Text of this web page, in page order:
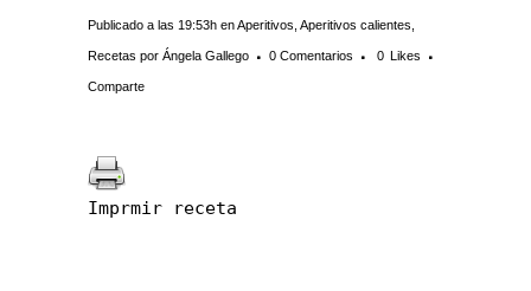
Publicado a las 19:53h enAperitivos Aperitivos calientes
Recetas por Ángela Gallego 0 Comentarios 0 Likes
Comparte
Imprmir receta